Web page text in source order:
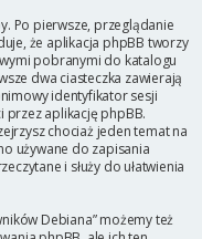
Po pierwsze, przeglądanie
że aplikacja phpBB tworzy
pobranymi do katalogu
dwa ciasteczka zawierają
identyfikator sesji
przez aplikację phpBB.
chociaż jeden temat na
używane do zapisania
i służy do ułatwienia
Debiana” możemy też